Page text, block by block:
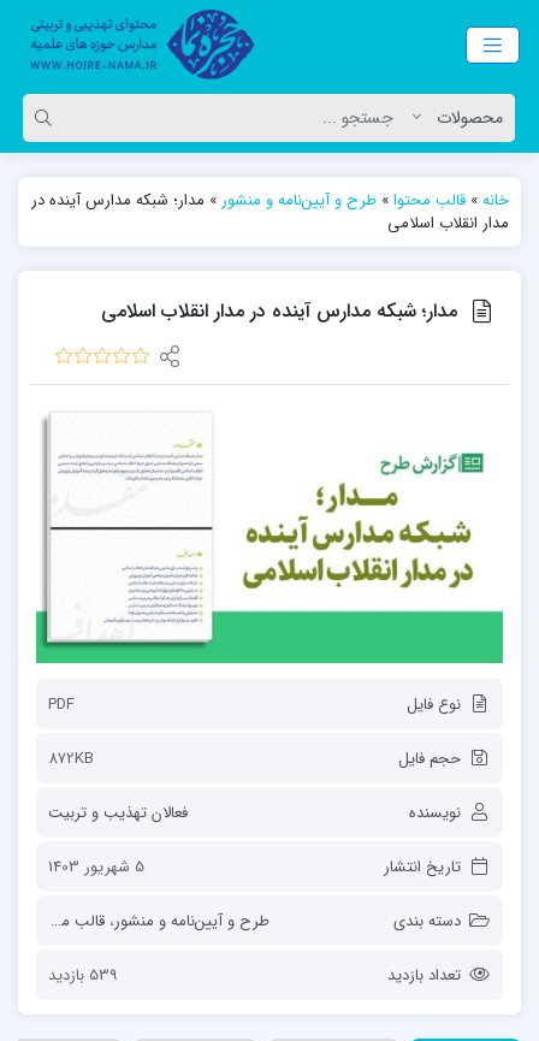
خانه» قالب محتوا» طرح و آیین‌نامه و منشور » مدار؛ شبکه مدارس آینده در
مدار انقلاب اسلامی
مدار؛ شبکه مدارس آینده در مدار انقلاب اسلامی
نوع فایل PDF
حجم فایل 872KB
نویسنده فعالان تهذیب و تربیت
تاریخ انتشار 5 شهریور 1403
دسته بندی طرح و آیین‌نامه و منشور، قالب محتوا
تعداد بازدید 539 بازدید